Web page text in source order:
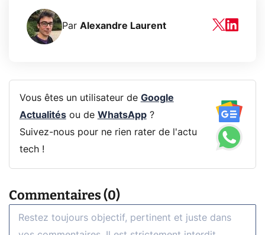
Par Alexandre Laurent
Vous êtes un utilisateur de Google
Actualitésou de WhatsApp?
Suivez-nous pour ne rien rater de l'actu
tech !
Commentaires (0)